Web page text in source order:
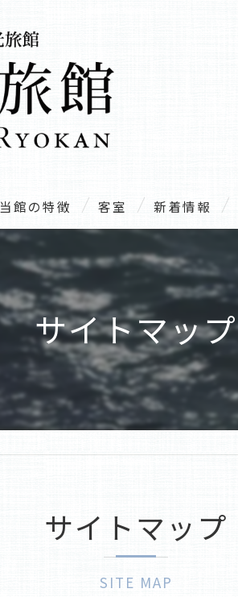
当館の特徴
温泉
露天風呂
蓼科の旅館
客室 新着情報
サイトマップ
SITE MAP
サイトマップ